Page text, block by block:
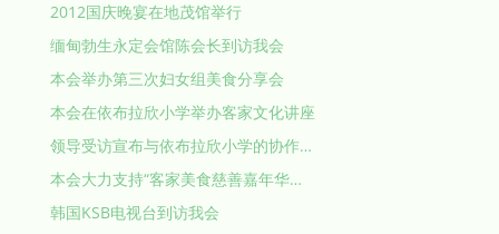
2012国庆晚宴在地茂馆举行
缅甸勃生永定会馆陈会长到访我会
本会举办第三次妇女组美食分享会
本会在依布拉欣小学举办客家文化讲座
领导受访宣布与依布拉欣小学的协作…
本会大力支持“客家美食慈善嘉年华…
韩国KSB电视台到访我会